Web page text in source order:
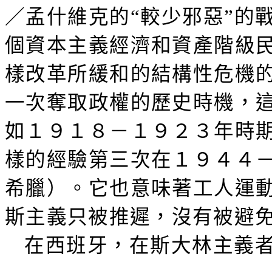
／孟什維克的“較少邪惡”的
個資本主義經濟和資產階級
樣改革所緩和的結構性危機
一次奪取政權的歷史時機，
如１９１８－１９２３年時
樣的經驗第三次在１９４４
希臘）。它也意味著工人運
斯主義只被推遲，沒有被避
在西班牙，在斯大林主義